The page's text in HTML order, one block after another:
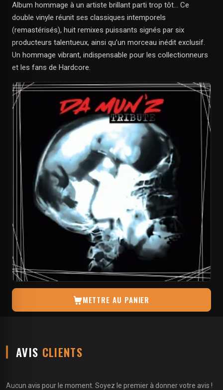
Album hommage à un artiste brillant parti trop tôt… Ce
double vinyle réunit ses classiques intemporels
(remastérisés), huit remixes puissants signés par six
producteurs talentueux, ainsi qu’un morceau inédit exclusif.
Un hommage vibrant, indispensable pour les collectionneurs
et les fans de Hardcore.
METTRE AU PANIER
AVIS CLIENTS
Aucun avis pour le moment. Soyez le premier à donner votre avis !